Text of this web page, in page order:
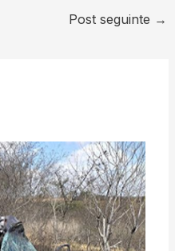
Post seguinte →